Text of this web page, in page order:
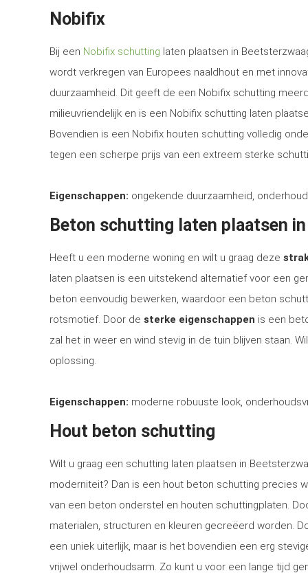
Nobifix
Bij een Nobifix schutting laten plaatsen in
wordt verkregen van Europees naaldhout en met
duurzaamheid. Dit geeft de een Nobifix schutting
milieuvriendelijk en is een Nobifix schutting laten
Bovendien is een Nobifix houten schutting volledig
tegen een scherpe prijs van een extreem sterke
Eigenschappen: ongekende duurzaamheid,
Beton schutting laten plaatsen
Heeft u een moderne woning en wilt u graag deze
laten plaatsen is een uitstekend alternatief voor een
beton eenvoudig bewerken, waardoor een beton
rotsmotief. Door de sterke eigenschappen is een
zal het in weer en wind stevig in de tuin blijven staan.
oplossing.
Eigenschappen: moderne robuuste look,
Hout beton schutting
Wilt u graag een schutting laten plaatsen in
moderniteit? Dan is een hout beton schutting precies
van een beton onderstel en houten schuttingplaten.
materialen, structuren en kleuren gecreëerd worden.
een uniek uiterlijk, maar is het bovendien een erg
vrijwel onderhoudsarm. Zo kunt u voor een lange tijd